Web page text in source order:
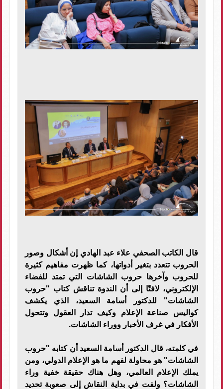
قال الكاتب الصحفي علاء عبد الهادي إن أشكال وصور
الحروب تتعدد بتغير أدواتها، كما ظهرت مفاهيم كثيرة
للحروب وآخرها حروب الشاشات التي تمتد للفضاء
الإلكتروني، لافتًا إلى أن الندوة تناقش كتاب "حروب
الشاشات" للدكتور أسامة السعيد، الذي يكشف
كواليس صناعة الإعلام وكيف تدار العقول وتتحول
الأفكار في غرف الأخبار ووراء الشاشات.
في كلمته، قال الدكتور أسامة السعيد أن كتابه "حروب
الشاشات" هو محاولة لفهم ما هو الإعلام الدولي، ومن
يملك الإعلام العالمي، وهل هناك حقيقة خفية وراء
الشاشات؟ ولفت في بداية النقاش إلى صعوبة تحديد